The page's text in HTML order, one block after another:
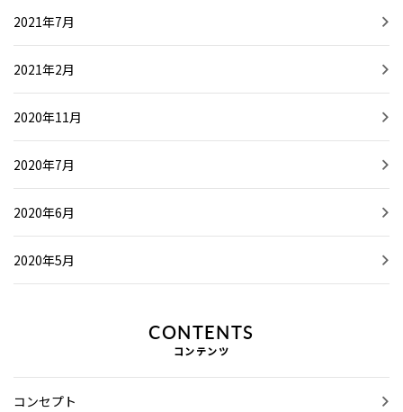
2021年7月
2021年2月
2020年11月
2020年7月
2020年6月
2020年5月
CONTENTS
コンテンツ
コンセプト